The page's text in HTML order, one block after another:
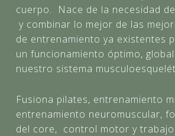
cuerpo. Nace de la necesidad
y combinar lo mejor de las
de entrenamiento ya existentes
un funcionamiento óptimo,
nuestro sistema
Fusiona pilates, entrenamiento
entrenamiento neuromuscular,
del core, control motor y trabajo